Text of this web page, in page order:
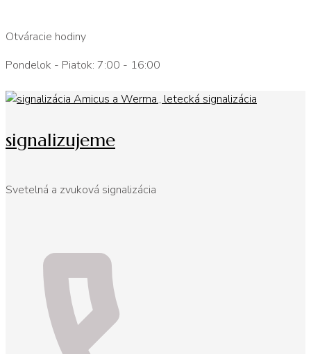
Otváracie hodiny
Pondelok - Piatok: 7:00 - 16:00
signalizujeme
Svetelná a zvuková signalizácia